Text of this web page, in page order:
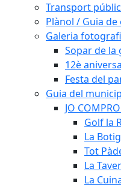
Transport públic
Plànol / Guia
Galeria
Sopar de la
12è
Festa del
Guia del
JO
Golf la
La
Tot
La
La